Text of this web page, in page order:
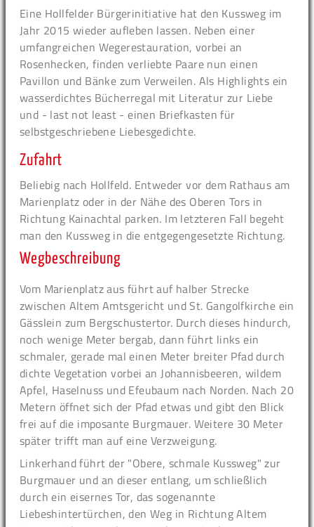
Eine Hollfelder Bürgerinitiative hat den Kussweg im
Jahr 2015 wieder aufleben lassen. Neben einer
umfangreichen Wegerestauration, vorbei an
Rosenhecken, finden verliebte Paare nun einen
Pavillon und Bänke zum Verweilen. Als Highlights ein
wasserdichtes Bücherregal mit Literatur zur Liebe
und - last not least - einen Briefkasten für
selbstgeschriebene Liebesgedichte.
Zufahrt
Beliebig nach Hollfeld. Entweder vor dem Rathaus am
Marienplatz oder in der Nähe des Oberen Tors in
Richtung Kainachtal parken. Im letzteren Fall begeht
man den Kussweg in die entgegengesetzte Richtung.
Wegbeschreibung
Vom Marienplatz aus führt auf halber Strecke
zwischen Altem Amtsgericht und St. Gangolfkirche ein
Gässlein zum Bergschustertor. Durch dieses hindurch,
noch wenige Meter bergab, dann führt links ein
schmaler, gerade mal einen Meter breiter Pfad durch
dichte Vegetation vorbei an Johannisbeeren, wildem
Apfel, Haselnuss und Efeubaum nach Norden. Nach 20
Metern öffnet sich der Pfad etwas und gibt den Blick
frei auf die imposante Burgmauer. Weitere 30 Meter
später trifft man auf eine Verzweigung.
Linkerhand führt der "Obere, schmale Kussweg" zur
Burgmauer und an dieser entlang, um schließlich
durch ein eisernes Tor, das sogenannte
Liebeshintertürchen, den Weg in Richtung Altem